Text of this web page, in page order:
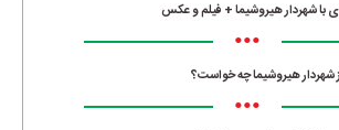
با شهردار هیروشیما + فیلم و عکس
•••
شهردار هیروشیما چه خواست؟
•••